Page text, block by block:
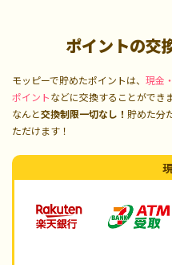
ポイントの交
モッピーで貯めたポイントは、 現金
ポイントなどに交換することができま
なんと交換制限一切なし！ 貯めた分
ただけます！